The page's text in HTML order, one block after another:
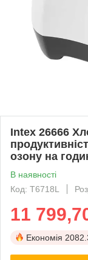
Intex 26666
озону на
В наявності
Код: T6718L
11
Економія